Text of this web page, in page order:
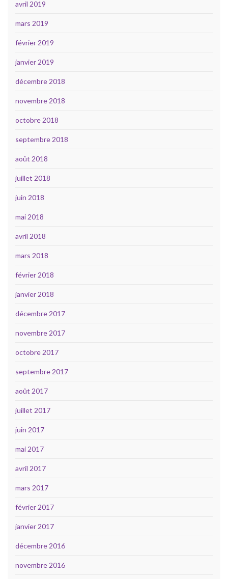
avril 2019
mars 2019
février 2019
janvier 2019
décembre 2018
novembre 2018
octobre 2018
septembre 2018
août 2018
juillet 2018
juin 2018
mai 2018
avril 2018
mars 2018
février 2018
janvier 2018
décembre 2017
novembre 2017
octobre 2017
septembre 2017
août 2017
juillet 2017
juin 2017
mai 2017
avril 2017
mars 2017
février 2017
janvier 2017
décembre 2016
novembre 2016